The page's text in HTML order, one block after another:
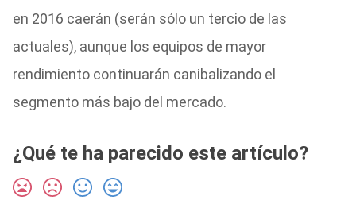
en 2016 caerán (serán sólo un tercio de las
actuales), aunque los equipos de mayor
rendimiento continuarán canibalizando el
segmento más bajo del mercado.
¿Qué te ha parecido este artículo?